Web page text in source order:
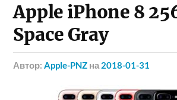
Apple iPhone 8
Space Gray
Автор:Apple-PNZ на 2018-01-31